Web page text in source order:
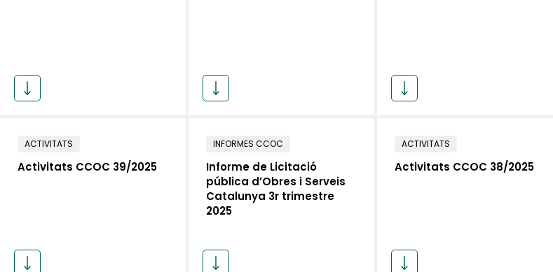
ACTIVITATS
Activitats CCOC 39/2025
INFORMES CCOC
Informe de Licitació
pública d’Obres i Serveis
Catalunya 3r trimestre
2025
ACTIVITATS
Activitats CCOC 38/2025